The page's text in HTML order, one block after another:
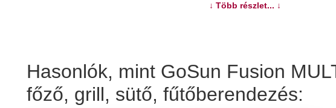
↓ Több részlet... ↓
Hasonlók, mint GoSun Fusion
főző, grill, sütő, fűtőberendezés: